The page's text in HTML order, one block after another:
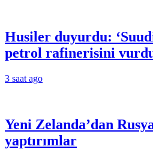
Husiler duyurdu:
petrol rafinerisini
3 saat ago
Yeni Zelanda’dan
yaptırımlar